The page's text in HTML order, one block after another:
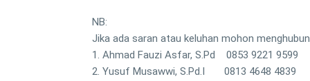
NB:
Jika ada saran atau keluhan mohon
1. Ahmad Fauzi Asfar, S.Pd 0853 9221 9599
2. Yusuf Musawwi, S.Pd.I 0813 4648 4839